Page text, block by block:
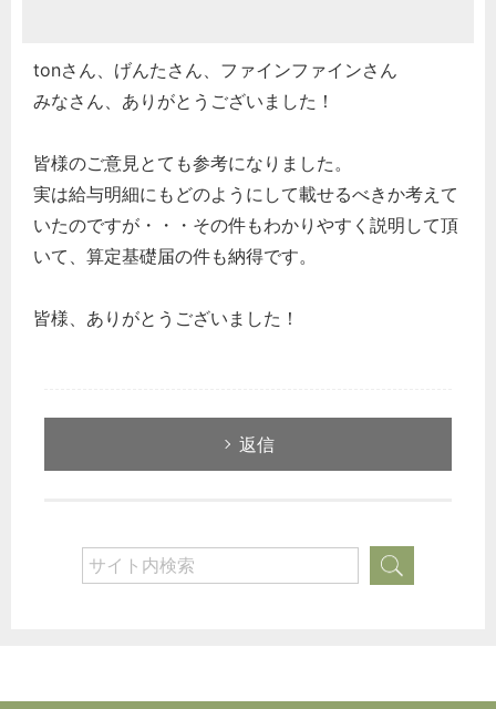
tonさん、げんたさん、ファインファインさん
みなさん、ありがとうございました！
皆様のご意見とても参考になりました。
実は給与明細にもどのようにして載せるべきか考えて
いたのですが・・・その件もわかりやすく説明して頂
いて、算定基礎届の件も納得です。
皆様、ありがとうございました！
返信